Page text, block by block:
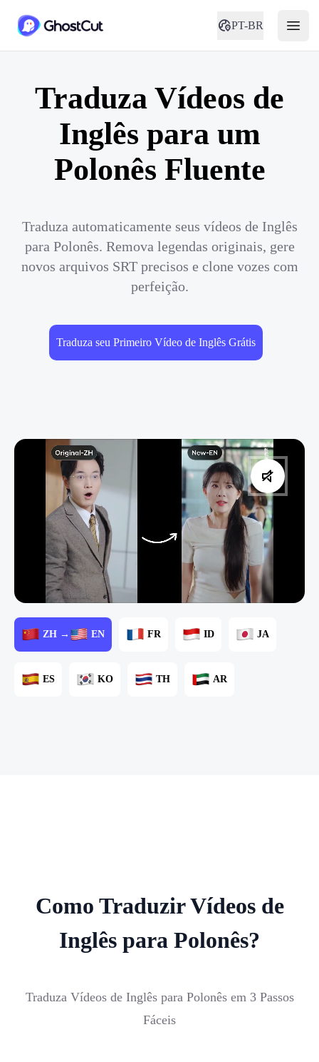
PT-BR
Traduza Vídeos de
Inglês para um
Polonês Fluente
Traduza automaticamente seus vídeos de Inglês
para Polonês. Remova legendas originais, gere
novos arquivos SRT precisos e clone vozes com
perfeição.
Traduza seu Primeiro Vídeo de Inglês Grátis
ZH → EN FR ID JA
ES KO TH AR
Como Traduzir Vídeos de
Inglês para Polonês?
Traduza Vídeos de Inglês para Polonês em 3 Passos
Fáceis